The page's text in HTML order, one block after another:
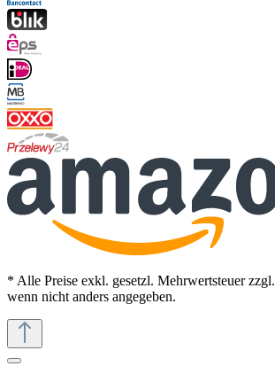
* Alle Preise exkl. gesetzl. Mehrwertsteuer zzgl.
wenn nicht anders angegeben.